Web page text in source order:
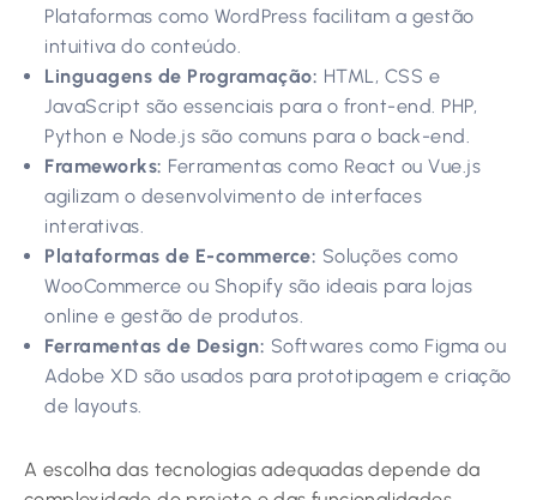
Plataformas como WordPress facilitam a gestão
intuitiva do conteúdo.
Linguagens de Programação: HTML, CSS e
JavaScript são essenciais para o front-end. PHP,
Python e Node.js são comuns para o back-end.
Frameworks: Ferramentas como React ou Vue.js
agilizam o desenvolvimento de interfaces
interativas.
Plataformas de E-commerce: Soluções como
WooCommerce ou Shopify são ideais para lojas
online e gestão de produtos.
Ferramentas de Design: Softwares como Figma ou
Adobe XD são usados para prototipagem e criação
de layouts.
A escolha das tecnologias adequadas depende da